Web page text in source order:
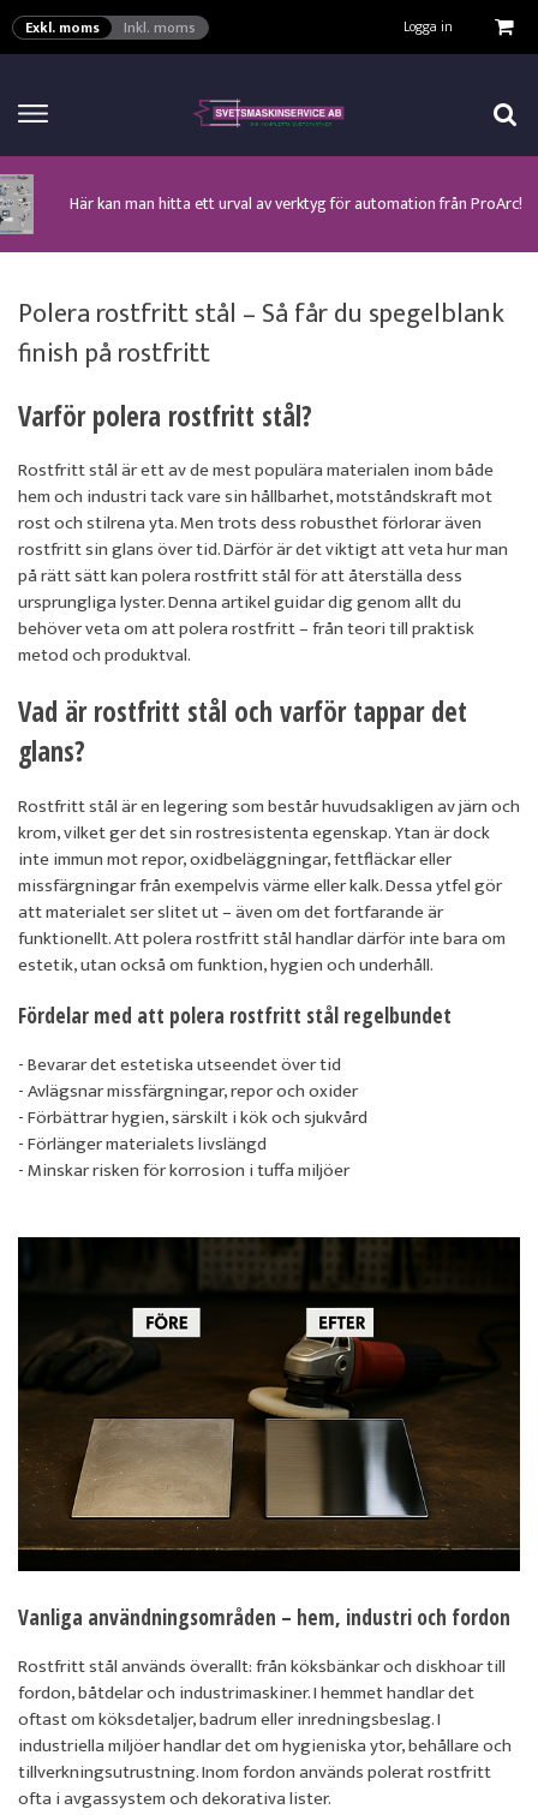
Exkl. moms Inkl. moms Logga in
Klicka här för att se alla våra nuvarande kampanjer!
Här kan man hitta ett urval av verktyg för automation från ProArc!
Nyhet! Lägesställare, rullbockar och längdsvets från ProArc!
Nyhet! Tig-svets från Esab, Rogue ET 230iP AC/DC!
Nyhet! Tig-svets Minarc T 223 AC/DC från Kemppi!
Nyhet! Nya PAPR-enheten från ESAB EPR-X1.1!
Nyhet! MinarcMig 190 Auto och MinarcMig 220 Auto från Kemppi!
Polera rostfritt stål – Så får du spegelblank
finish på rostfritt
Varför polera rostfritt stål?
Rostfritt stål är ett av de mest populära materialen inom både
hem och industri tack vare sin hållbarhet, motståndskraft mot
rost och stilrena yta. Men trots dess robusthet förlorar även
rostfritt sin glans över tid. Därför är det viktigt att veta hur man
på rätt sätt kan polera rostfritt stål för att återställa dess
ursprungliga lyster. Denna artikel guidar dig genom allt du
behöver veta om att polera rostfritt – från teori till praktisk
metod och produktval.
Vad är rostfritt stål och varför tappar det
glans?
Rostfritt stål är en legering som består huvudsakligen av järn och
krom, vilket ger det sin rostresistenta egenskap. Ytan är dock
inte immun mot repor, oxidbeläggningar, fettfläckar eller
missfärgningar från exempelvis värme eller kalk. Dessa ytfel gör
att materialet ser slitet ut – även om det fortfarande är
funktionellt. Att polera rostfritt stål handlar därför inte bara om
estetik, utan också om funktion, hygien och underhåll.
Fördelar med att polera rostfritt stål regelbundet
- Bevarar det estetiska utseendet över tid
- Avlägsnar missfärgningar, repor och oxider
- Förbättrar hygien, särskilt i kök och sjukvård
- Förlänger materialets livslängd
- Minskar risken för korrosion i tuffa miljöer
Vanliga användningsområden – hem, industri och fordon
Rostfritt stål används överallt: från köksbänkar och diskhoar till
fordon, båtdelar och industrimaskiner. I hemmet handlar det
oftast om köksdetaljer, badrum eller inredningsbeslag. I
industriella miljöer handlar det om hygieniska ytor, behållare och
tillverkningsutrustning. Inom fordon används polerat rostfritt
ofta i avgassystem och dekorativa lister.
VISA VARUKORGEN TILL KASSAN